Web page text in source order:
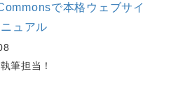
で本格ウェブサイ
ュアル
筆担当！